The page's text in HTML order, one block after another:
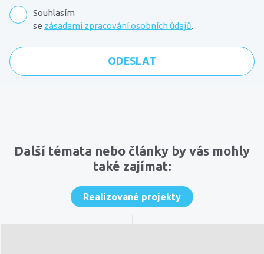
Souhlasím
se zásadami zpracování osobních údajů.
Další témata nebo články by vás mohly
také zajímat:
Realizované projekty